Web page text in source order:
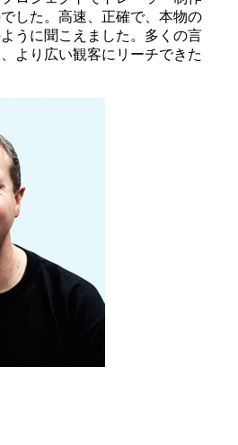
した。高速、正確で、本物の
うに聞こえました。多くの言
より広い観客にリーチできた